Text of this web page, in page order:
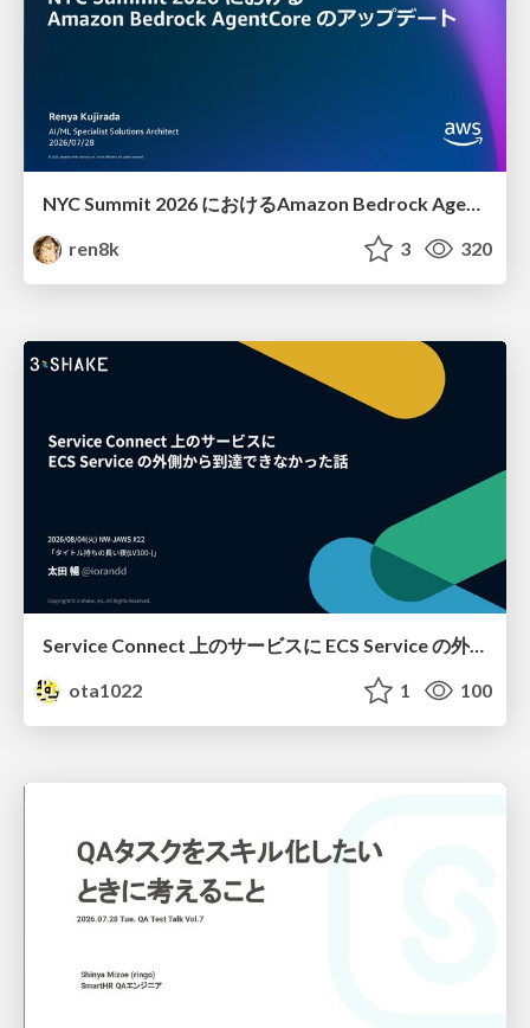
NYC Summit 2026 における Amazon Bedrock AgentCore のアップデート
ren8k
3 320
Service Connect 上のサービスに ECS Service の外側から到達できなかった話
ota1022
1 100